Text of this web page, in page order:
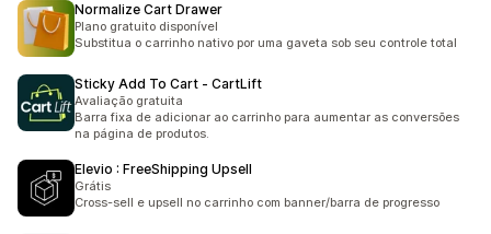
Normalize Cart Drawer
Plano gratuito disponível
Substitua o carrinho nativo por uma gaveta sob seu controle total
Sticky Add To Cart ‑ CartLift
Avaliação gratuita
Barra fixa de adicionar ao carrinho para aumentar as conversões
na página de produtos.
Elevio : FreeShipping Upsell
Grátis
Cross-sell e upsell no carrinho com banner/barra de progresso